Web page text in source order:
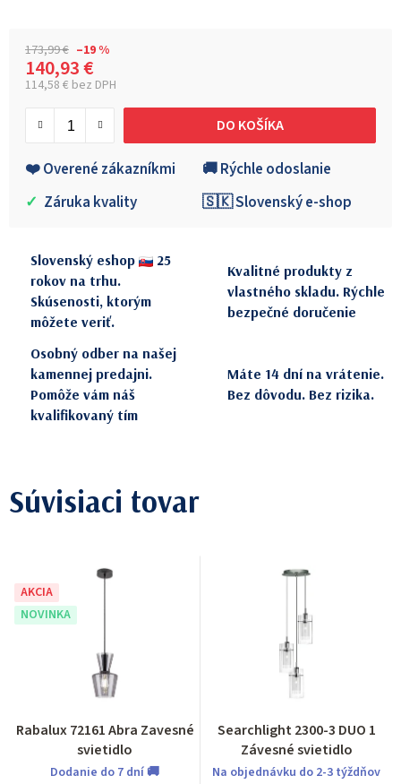
173,99 € –19 %
140,93 €
114,58 € bez DPH
DO KOŠÍKA
❤️ Overené zákazníkmi
🚚 Rýchle odoslanie
✓ Záruka kvality 🇸🇰 Slovenský e-shop
Slovenský eshop
25
rokov na trhu.
Skúsenosti, ktorým
môžete veriť.
Kvalitné produkty z
vlastného skladu. Rýchle
bezpečné doručenie
Osobný odber na našej
kamennej predajni.
Pomôže vám náš
kvalifikovaný tím
Máte 14 dní na vrátenie.
Bez dôvodu. Bez rizika.
Súvisiaci tovar
AKCIA
NOVINKA
Rabalux 72161 Abra Zavesné
svietidlo
Dodanie do 7 dní 🚚
Searchlight 2300-3 DUO 1
Závesné svietidlo
Na objednávku do 2-3 týždňov